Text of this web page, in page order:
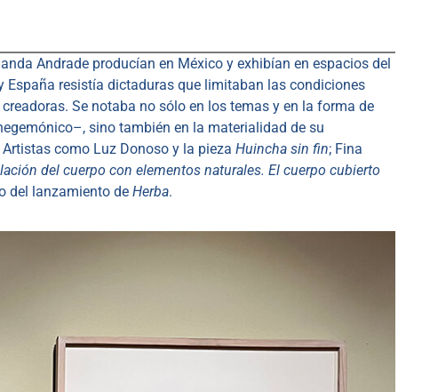
Andrade producían en México y exhibían en espacios del
España resistía dictaduras que limitaban las condiciones
Se notaba no sólo en los temas y en la forma de
sino también en la materialidad de su
como Luz Donoso y la piezaHuincha sin fin; Fina
del cuerpo con elementos naturales. El cuerpo cubierto
del lanzamiento de Herba.